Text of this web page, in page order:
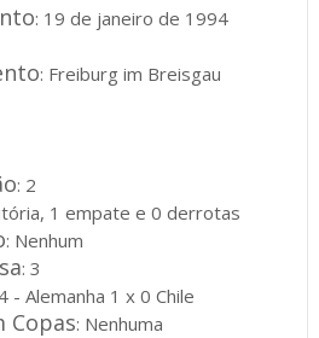
: 19 de janeiro de 1994
: Freiburg im Breisgau
: 2
1 empate e 0 derrotas
: Nenhum
: 3
- Alemanha 1 x 0 Chile
Copas: Nenhuma